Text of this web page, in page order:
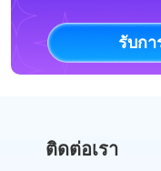
รับกา
ติดต่อเรา